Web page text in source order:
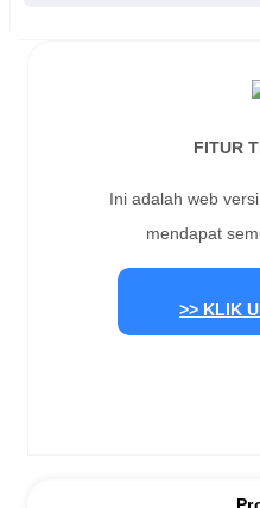
FITUR
Ini adalah web
mendapat
>> KLIK